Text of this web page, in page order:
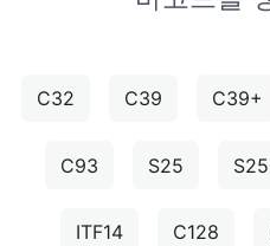
C32 C39 C39+
C93 S25
ITF14 C128